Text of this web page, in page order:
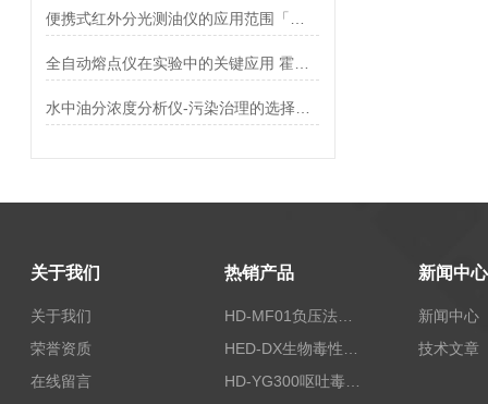
关于我们
关于我们
荣誉资质
在线留言
热销产品
HD-MF01负压法密封性测试仪
新闻中心
新闻中心
技术文章